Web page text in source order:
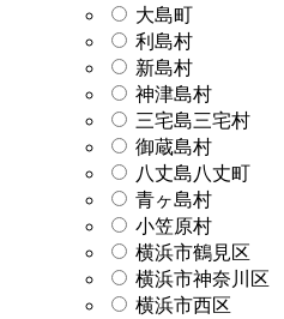
大島町
利島村
新島村
神津島村
三宅島三宅村
御蔵島村
八丈島八丈町
青ヶ島村
小笠原村
横浜市鶴見区
横浜市神奈川区
横浜市西区